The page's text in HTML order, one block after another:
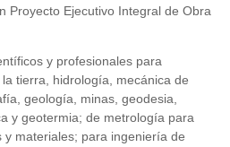
Proyecto Ejecutivo Integral de Obra
y profesionales para
tierra, hidrología, mecánica de
geología, minas, geodesia,
y geotermia; de metrología para
y materiales; para ingeniería de